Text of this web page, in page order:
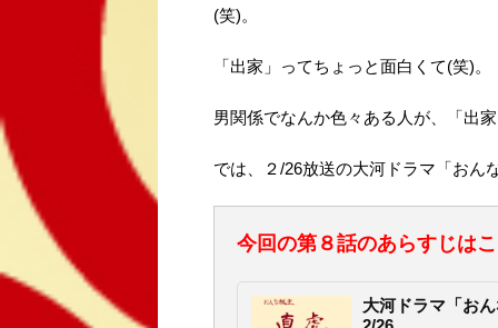
(笑)。
「出家」ってちょっと面白くて(笑)。
男関係でなんか色々ある人が、「出
では、２/26放送の大河ドラマ「お
今回の第８話のあらすじは
大河ドラマ「お